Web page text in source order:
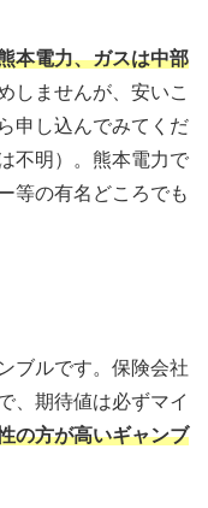
本電力、ガスは中部
しませんが、安いこ
申し込んでみてくだ
不明）。熊本電力で
等の有名どころでも
ブルです。保険会社
、期待値は必ずマイ
の方が高いギャンブ